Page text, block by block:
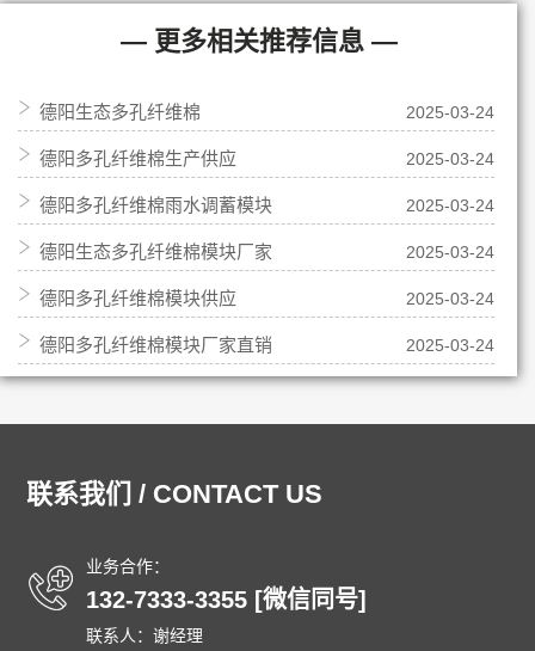
— 更多相关推荐信息 —
德阳生态多孔纤维棉 2025-03-24
德阳多孔纤维棉生产供应 2025-03-24
德阳多孔纤维棉雨水调蓄模块 2025-03-24
德阳生态多孔纤维棉模块厂家 2025-03-24
德阳多孔纤维棉模块供应 2025-03-24
德阳多孔纤维棉模块厂家直销 2025-03-24
联系我们 / CONTACT US
业务合作：
132-7333-3355 [微信同号]
联系人：谢经理